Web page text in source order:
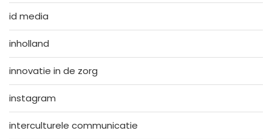
id media
inholland
innovatie in de zorg
instagram
interculturele communicatie